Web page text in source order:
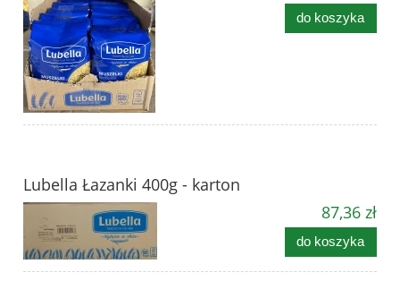
do koszyka
Lubella Łazanki 400g - karton
87,36 zł
do koszyka